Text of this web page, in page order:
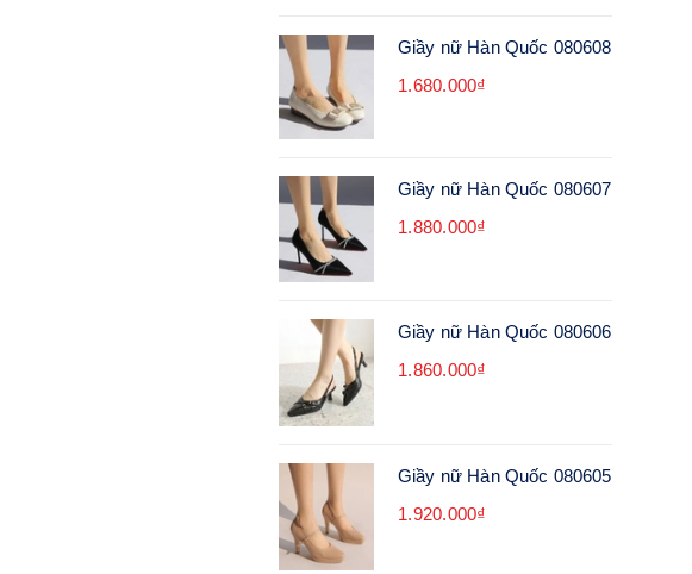
Giầy nữ Hàn Quốc 080608
1.680.000₫
Giầy nữ Hàn Quốc 080607
1.880.000₫
Giầy nữ Hàn Quốc 080606
1.860.000₫
Giầy nữ Hàn Quốc 080605
1.920.000₫